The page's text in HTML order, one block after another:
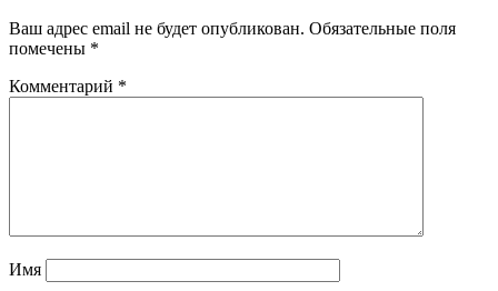
Ваш адрес email не будет опубликован. Обязательные поля
помечены *
Комментарий *
Имя